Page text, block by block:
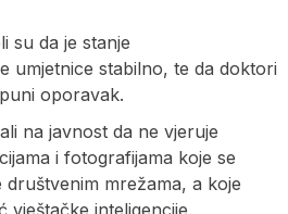
su da je stanje
umjetnice stabilno, te da doktori
oporavak.
na javnost da ne vjeruje
i fotografijama koje se
društvenim mrežama, a koje
vještačke inteligencije.